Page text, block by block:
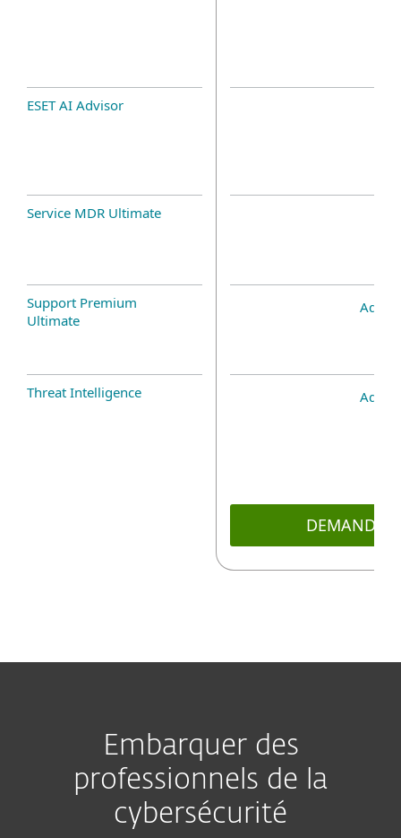
ESET AI Advisor
Service MDR Ultimate
Support Premium
Ultimate
Add-
Threat Intelligence Add-
DEMANDE
Embarquer des
professionnels de la
cybersécurité